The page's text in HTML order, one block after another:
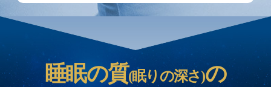
睡眠の質(眠りの深さ)の